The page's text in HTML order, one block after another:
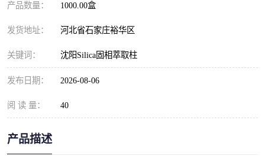
产品数量： 1000.00盒
发货地址： 河北省石家庄裕华区
关键词： 沈阳Silica固相萃取柱
发布日期： 2026-08-06
阅 读 量： 40
产品描述